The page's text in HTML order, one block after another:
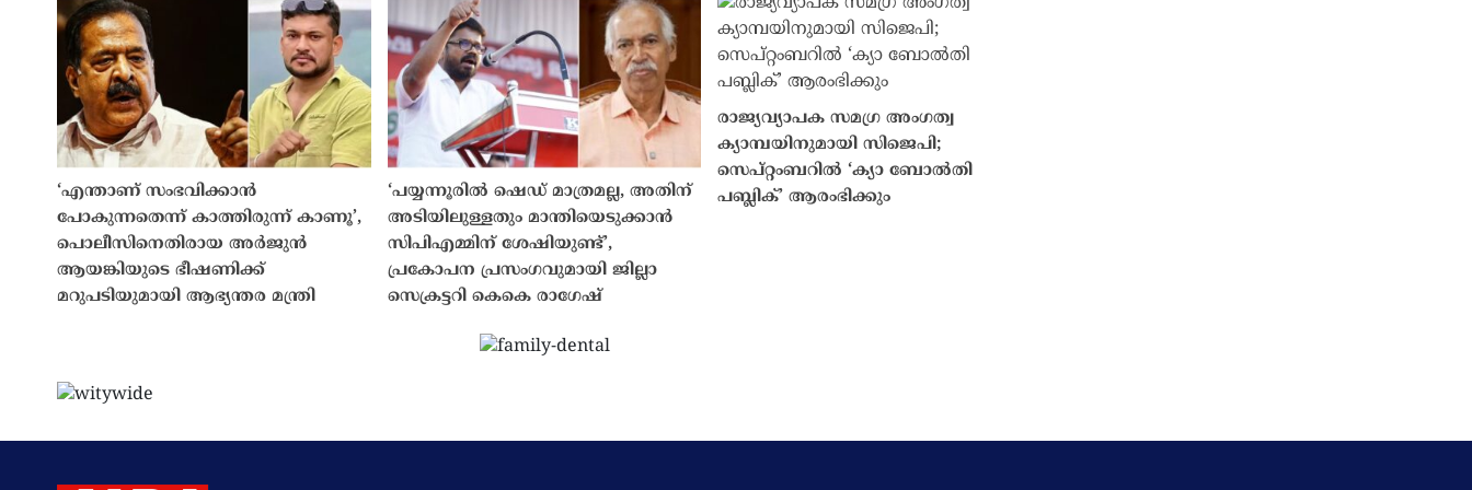
‘എന്താണ് സംഭവിക്കാൻ
പോകുന്നതെന്ന് കാത്തിരുന്ന് കാണൂ’,
പൊലീസിനെതിരായ അർജുൻ
ആയങ്കിയുടെ ഭീഷണിക്ക്
മറുപടിയുമായി ആഭ്യന്തര മന്ത്രി
‘പയ്യന്നൂരിൽ ഷെഡ് മാത്രമല്ല, അതിന്
അടിയിലുള്ളതും മാന്തിയെടുക്കാൻ
സിപിഎമ്മിന് ശേഷിയുണ്ട്’,
പ്രകോപന പ്രസംഗവുമായി ജില്ലാ
സെക്രട്ടറി കെകെ രാഗേഷ്
രാജ്യവ്യാപക സമഗ്ര അംഗത്വ
ക്യാമ്പയിനുമായി സിജെപി;
സെപ്റ്റംബറിൽ ‘ക്യാ ബോൽതി
പബ്ലിക്’ ആരംഭിക്കും